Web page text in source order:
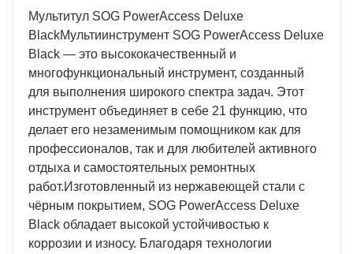
Мультитул SOG PowerAccess Deluxe
BlackМультиинструмент SOG PowerAccess Deluxe
Black — это высококачественный и
многофункциональный инструмент, созданный
для выполнения широкого спектра задач. Этот
инструмент объединяет в себе 21 функцию, что
делает его незаменимым помощником как для
профессионалов, так и для любителей активного
отдыха и самостоятельных ремонтных
работ.Изготовленный из нержавеющей стали с
чёрным покрытием, SOG PowerAccess Deluxe
Black обладает высокой устойчивостью к
коррозии и износу. Благодаря технологии